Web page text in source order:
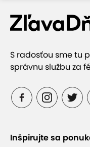
S radosťou sme tu
správnu službu za
Inšpirujte sa